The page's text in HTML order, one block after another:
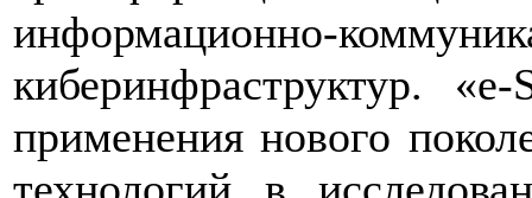
информационно-
киберинфраструктур.
применения нового